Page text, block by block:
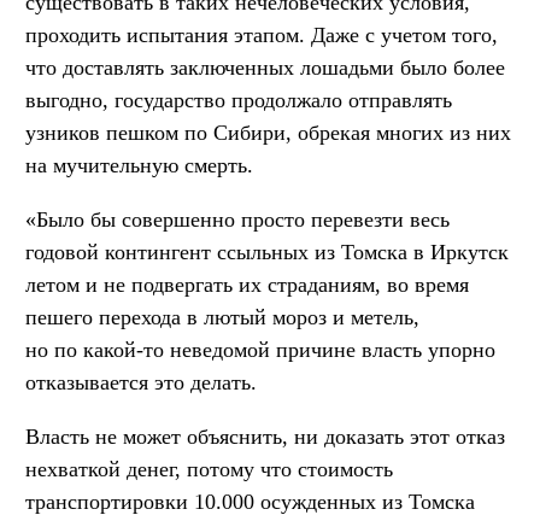
проходить испытания этапом. Даже с учетом того,
что доставлять заключенных лошадьми было более
выгодно, государство продолжало отправлять
узников пешком по Сибири, обрекая многих из них
на мучительную смерть.
«Было бы совершенно просто перевезти весь
годовой контингент ссыльных из Томска в Иркутск
летом и не подвергать их страданиям, во время
пешего перехода в лютый мороз и метель,
но по какой-то неведомой причине власть упорно
отказывается это делать.
Власть не может объяснить, ни доказать этот отказ
нехваткой денег, потому что стоимость
транспортировки 10.000 осужденных из Томска